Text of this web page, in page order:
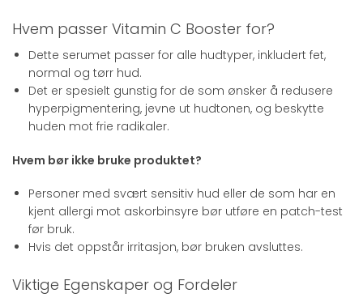
Hvem passer Vitamin C Booster for?
Dette serumet passer for alle hudtyper, inkludert fet,
normal og tørr hud.
Det er spesielt gunstig for de som ønsker å redusere
hyperpigmentering, jevne ut hudtonen, og beskytte
huden mot frie radikaler.
Hvem bør ikke bruke produktet?
Personer med svært sensitiv hud eller de som har en
kjent allergi mot askorbinsyre bør utføre en patch-test
før bruk.
Hvis det oppstår irritasjon, bør bruken avsluttes.
Viktige Egenskaper og Fordeler